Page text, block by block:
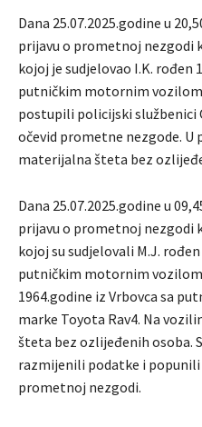
Dana 25.07.2025.godine u
prijavu o prometnoj nezgodi
kojoj je sudjelovao I.K. rođen
putničkim motornim vozilom
postupili policijski službenici
očevid prometne nezgode.
materijalna šteta bez
Dana 25.07.2025.godine u
prijavu o prometnoj nezgodi
kojoj su sudjelovali M.J.
putničkim motornim vozilom
1964.godine iz Vrbovca sa
marke Toyota Rav4. Na
šteta bez ozlijeđenih osoba.
razmijenili podatke i popunili
prometnoj nezgodi.